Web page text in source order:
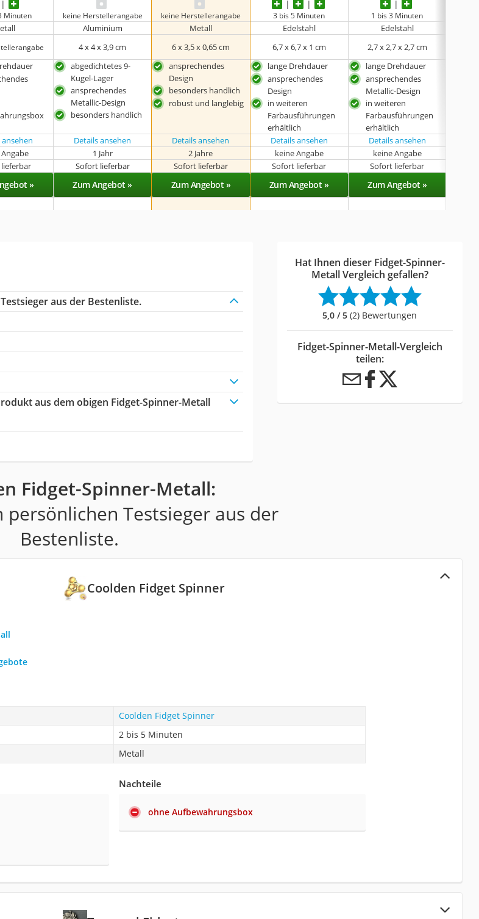
Minuten keine Herstellerangabe keine Herstellerangabe 3 bis 5 Minuten 1 bis 3 Minuten
Aluminium Metall Edelstahl
Edelstahl
4 x 4 x 3,9 cm 6 x 3,5 x 0,65 cm 6,7 x 6,7 x 1 cm 2,7 x 2,7 x 2,7 cm
abgedichtetes 9-
Kugel-Lager
ansprechendes
Metallic-Design
besonders handlich
ansprechendes
Design
besonders handlich
robust und langlebig
lange Drehdauer
ansprechendes
Design
in weiteren
Farbausführungen
erhältlich
lange Drehdauer
ansprechendes
Metallic-Design
in weiteren
Farbausführungen
erhältlich
ansehen Details ansehen Details ansehen Details ansehen
Details ansehen
1 Jahr 2 Jahre keine Angabe keine Angabe
Sofort lieferbar Sofort lieferbar Sofort lieferbar Sofort lieferbar
» Zum Angebot » Zum Angebot » Zum Angebot » Zum Angebot »
aus der Bestenliste.
aus dem obigen Fidget-Spinner-Metall
Hat Ihnen dieser Fidget-Spinner-
Metall Vergleich gefallen?
5,0 / 5 (2) Bewertungen
Fidget-Spinner-Metall-Vergleich
teilen:
Fidget-Spinner-Metall:
persönlichen Testsieger aus der
Bestenliste.
Coolden Fidget Spinner
Coolden Fidget Spinner
2 bis 5 Minuten
Metall
Nachteile
ohne Aufbewahrungsbox